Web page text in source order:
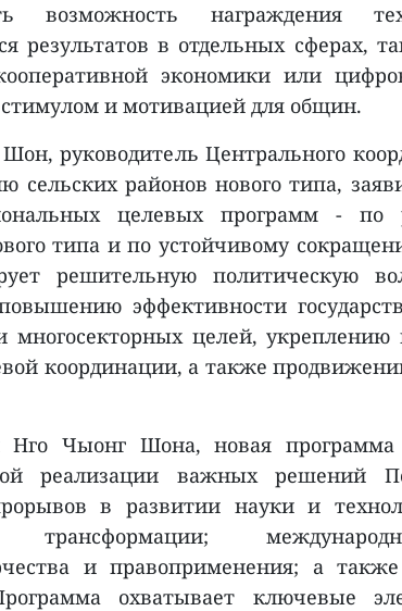
возможность награждения
результатов в отдельных сферах,
экономики или
стимулом и мотивацией для общин.
руководитель Центрального
сельских районов нового типа,
целевых программ - по
типа и по устойчивому
решительную политическую
эффективности
многосекторных целей,
координации, а также
Нго Чыонг Шона, новая программа
реализации важных решений
в развитии науки и
трансформации;
и правоприменения; а
охватывает ключевые